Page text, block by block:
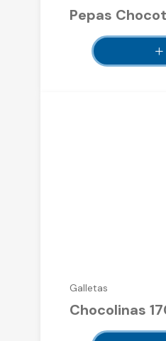
Pepas
Galletas
Chocolinas